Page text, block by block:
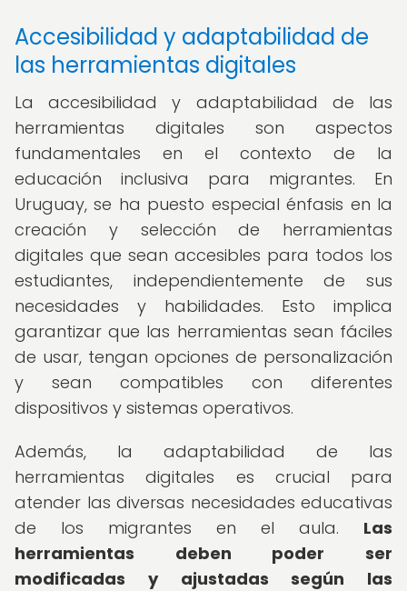
Accesibilidad y adaptabilidad de
las herramientas digitales
La accesibilidad y adaptabilidad de las
herramientas digitales son aspectos
fundamentales en el contexto de la
educación inclusiva para migrantes. En
Uruguay, se ha puesto especial énfasis en la
creación y selección de herramientas
digitales que sean accesibles para todos los
estudiantes, independientemente de sus
necesidades y habilidades. Esto implica
garantizar que las herramientas sean fáciles
de usar, tengan opciones de personalización
y sean compatibles con diferentes
dispositivos y sistemas operativos.
Además, la adaptabilidad de las
herramientas digitales es crucial para
atender las diversas necesidades educativas
de los migrantes en el aula. Las
herramientas deben poder ser
modificadas y ajustadas según las